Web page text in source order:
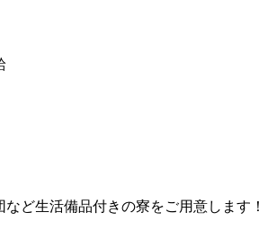
ど生活備品付きの寮をご用意します！